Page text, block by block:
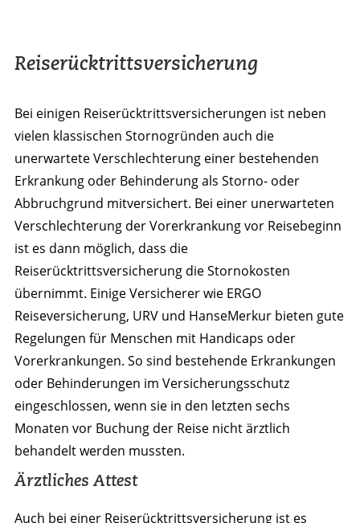
Reiserücktrittsversicherung
Bei einigen Reiserücktrittsversicherungen ist neben
vielen klassischen Stornogründen auch die
unerwartete Verschlechterung einer bestehenden
Erkrankung oder Behinderung als Storno- oder
Abbruchgrund mitversichert. Bei einer unerwarteten
Verschlechterung der Vorerkrankung vor Reisebeginn
ist es dann möglich, dass die
Reiserücktrittsversicherung die Stornokosten
übernimmt. Einige Versicherer wie ERGO
Reiseversicherung, URV und HanseMerkur bieten gute
Regelungen für Menschen mit Handicaps oder
Vorerkrankungen. So sind bestehende Erkrankungen
oder Behinderungen im Versicherungsschutz
eingeschlossen, wenn sie in den letzten sechs
Monaten vor Buchung der Reise nicht ärztlich
behandelt werden mussten.
Ärztliches Attest
Auch bei einer Reiserücktrittsversicherung ist es